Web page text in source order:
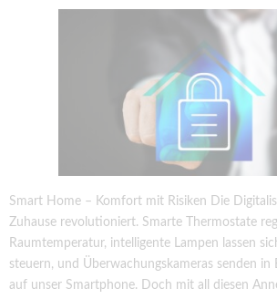
Smart Home – Komfort mit Risiken Die
Zuhause revolutioniert. Smarte Thermostate
Raumtemperatur, intelligente Lampen lassen
steuern, und Überwachungskameras senden in
auf unser Smartphone. Doch mit all diesen